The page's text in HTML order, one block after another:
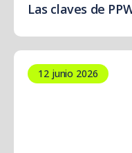
Las claves de
12 junio 2026